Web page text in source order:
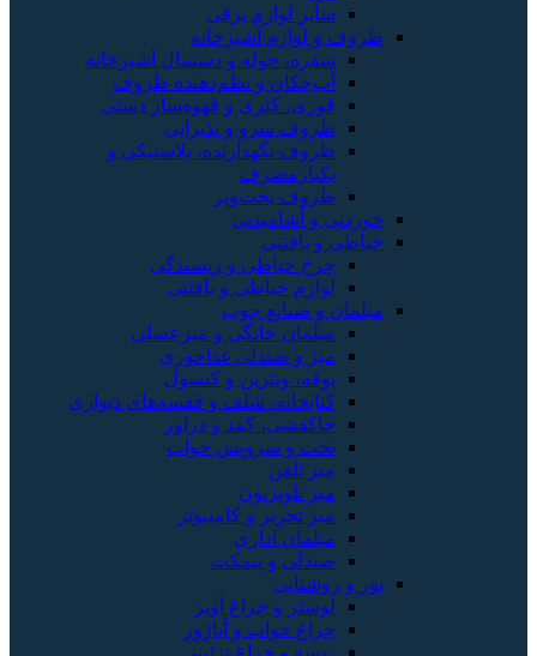
سایر لوازم برقی
ظروف و لوازم آشپزخانه
سفره، حوله و دستمال آشپزخانه
آب‌چکان و نظم‌دهنده ظروف
قوری، کتری و قهوه‌ساز دستی
ظروف سرو و پذیرایی
ظروف نگهدارنده، پلاستیکی و
یکبارمصرف
ظروف پخت‌وپز
خوردنی و آشامیدنی
خیاطی و بافتنی
چرخ خیاطی و ریسندگی
لوازم خیاطی و بافتنی
مبلمان و صنایع چوب
مبلمان خانگی و میزعسلی
میز و صندلی غذاخوری
بوفه، ویترین و کنسول
کتابخانه، شلف و قفسه‌های دیواری
جاکفشی، کمد و دراور
تخت و سرویس خواب
میز تلفن
میز تلویزیون
میز تحریر و کامپیوتر
مبلمان اداری
صندلی و نیمکت
نور و روشنایی
لوستر و چراغ آویز
چراغ خواب و آباژور